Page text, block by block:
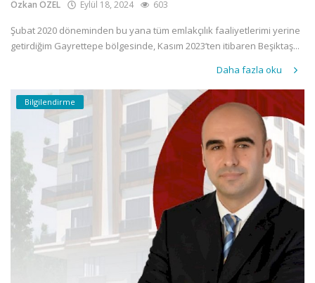
Özkan ÖZEL Eylül 18, 2024 603
Şubat 2020 döneminden bu yana tüm emlakçılık faaliyetlerimi yerine
getirdiğim Gayrettepe bölgesinde, Kasım 2023’ten itibaren Beşiktaş...
Daha fazla oku
Bilgilendirme